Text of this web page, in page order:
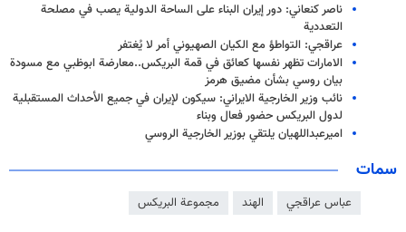
ناصر كنعاني: دور إيران البناء على الساحة الدولية يصب في مصلحة
التعددية
عراقجي: التواطؤ مع الكيان الصهيوني أمر لا يُغتفر
الامارات تظهر نفسها كعائق في قمة البريكس..معارضة ابوظبي مع مسودة
بيان روسي بشأن مضيق هرمز
نائب وزير الخارجية الايراني: سيكون لإيران في جميع الأحداث المستقبلية
لدول البريكس حضور فعال وبناء
اميرعبداللهيان يلتقي بوزير الخارجية الروسي
سمات
عباس عراقجي الهند مجموعة البريكس